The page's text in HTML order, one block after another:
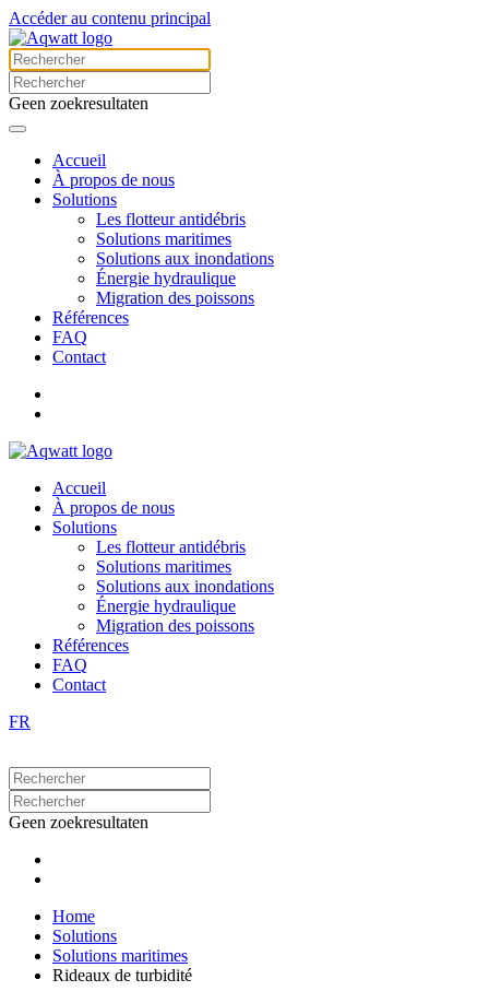
Accéder au contenu principal
Geen zoekresultaten
Accueil
À propos de nous
Solutions
Les flotteur antidébris
Solutions maritimes
Solutions aux inondations
Énergie hydraulique
Migration des poissons
Références
FAQ
Contact
Accueil
À propos de nous
Solutions
Les flotteur antidébris
Solutions maritimes
Solutions aux inondations
Énergie hydraulique
Migration des poissons
Références
FAQ
Contact
FR
Geen zoekresultaten
Home
Solutions
Solutions maritimes
Rideaux de turbidité